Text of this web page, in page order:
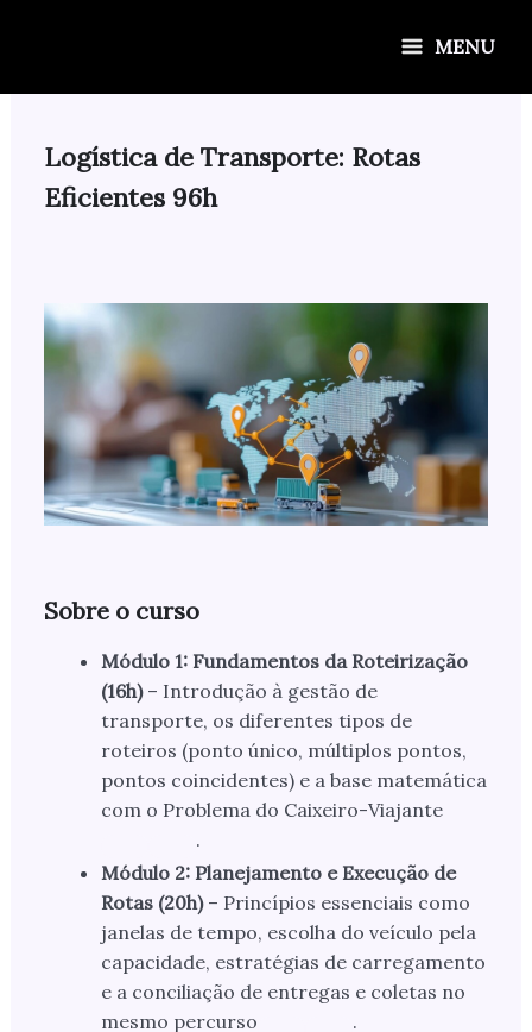
MENU
Logística de Transporte: Rotas
Eficientes 96h
Sobre o curso
Módulo 1: Fundamentos da Roteirização
(16h)– Introdução à gestão de
transporte, os diferentes tipos de
roteiros (ponto único, múltiplos pontos,
pontos coincidentes) e a base matemática
com o Problema do Caixeiro-Viajante
.
Módulo 2: Planejamento e Execução de
Rotas (20h)– Princípios essenciais como
janelas de tempo, escolha do veículo pela
capacidade, estratégias de carregamento
e a conciliação de entregas e coletas no
mesmo percurso
.